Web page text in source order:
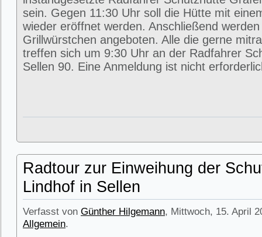
sein. Gegen 11:30 Uhr soll die Hütte mit
wieder eröffnet werden. Anschließend
Grillwürstchen angeboten. Alle die gerne
treffen sich um 9:30 Uhr an der Radfahrer
Sellen 90. Eine Anmeldung ist nicht
Radtour zur Einweihung der
Lindhof in Sellen
Verfasst von Günther Hilgemann, Mittwoch, 15. April
Allgemein.